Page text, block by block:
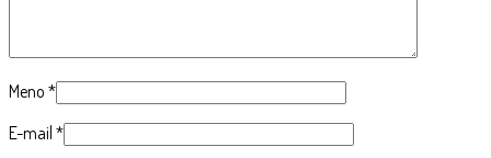
Meno *
E-mail *